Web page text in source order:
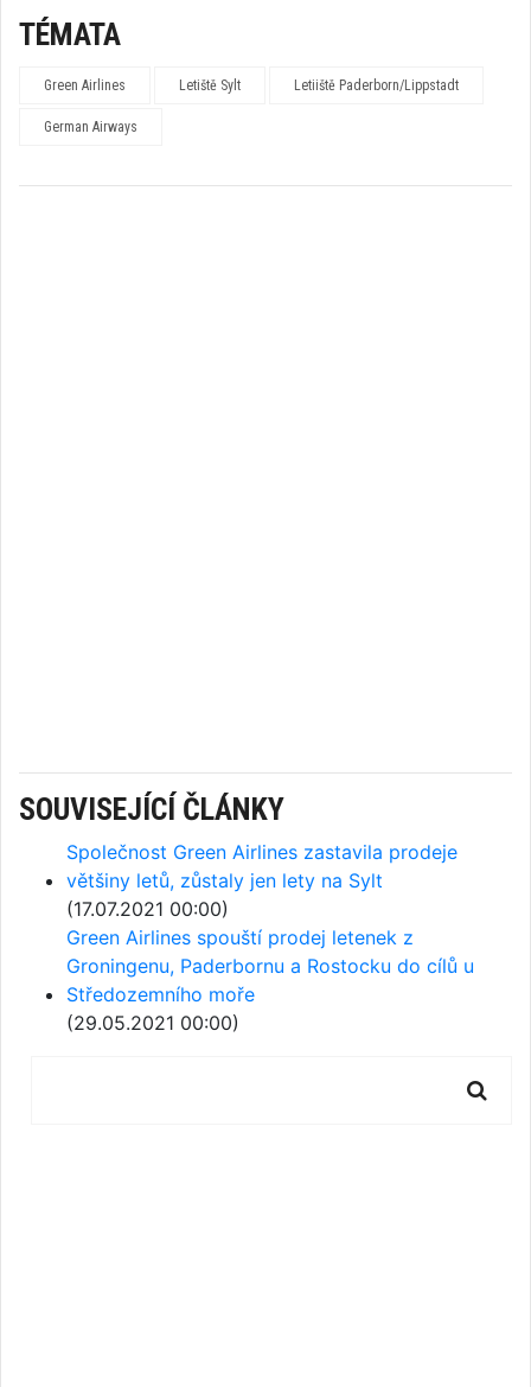
TÉMATA
Green Airlines Letiště Sylt Letiiště Paderborn/Lippstadt
German Airways
SOUVISEJÍCÍ ČLÁNKY
Společnost Green Airlines zastavila prodeje
většiny letů, zůstaly jen lety na Sylt
(17.07.2021 00:00)
Green Airlines spouští prodej letenek z
Groningenu, Paderbornu a Rostocku do cílů u
Středozemního moře
(29.05.2021 00:00)